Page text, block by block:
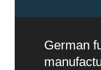
German